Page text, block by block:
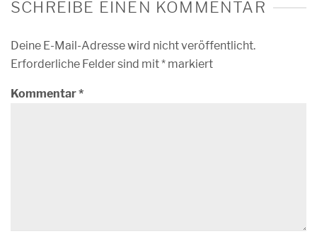
SCHREIBE EINEN KOMMENTAR
Deine E-Mail-Adresse wird nicht veröffentlicht.
Erforderliche Felder sind mit* markiert
Kommentar*